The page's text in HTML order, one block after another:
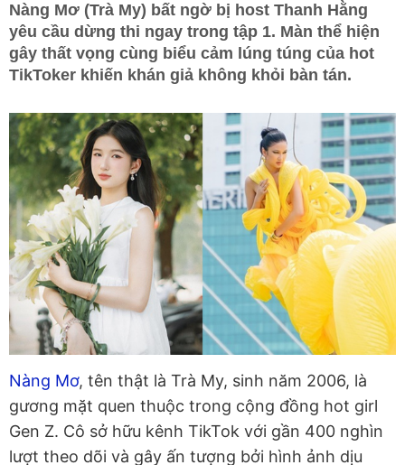
Nàng Mơ (Trà My) bất ngờ bị host Thanh Hằng
yêu cầu dừng thi ngay trong tập 1. Màn thể hiện
gây thất vọng cùng biểu cảm lúng túng của hot
TikToker khiến khán giả không khỏi bàn tán.
Nàng Mơ, tên thật là Trà My, sinh năm 2006, là
gương mặt quen thuộc trong cộng đồng hot girl
Gen Z. Cô sở hữu kênh TikTok với gần 400 nghìn
lượt theo dõi và gây ấn tượng bởi hình ảnh dịu